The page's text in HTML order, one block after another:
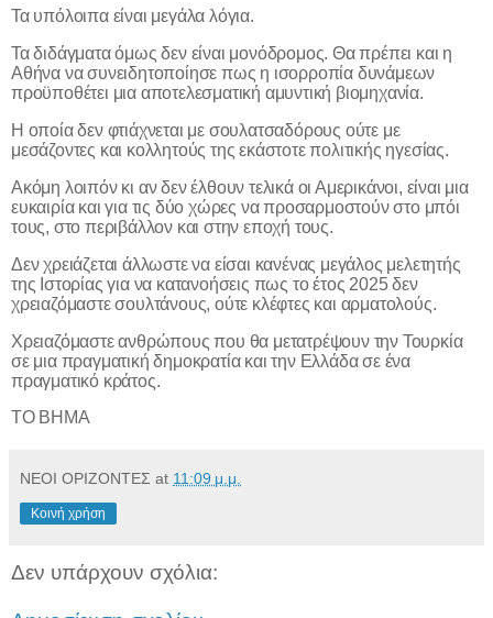
Τα υπόλοιπα είναι μεγάλα λόγια.
Τα διδάγματα όμως δεν είναι μονόδρομος. Θα πρέπει και η
Αθήνα να συνειδητοποίησε πως η ισορροπία δυνάμεων
προϋποθέτει μια αποτελεσματική αμυντική βιομηχανία.
Η οποία δεν φτιάχνεται με σουλατσαδόρους ούτε με
μεσάζοντες και κολλητούς της εκάστοτε πολιτικής ηγεσίας.
Ακόμη λοιπόν κι αν δεν έλθουν τελικά οι Αμερικάνοι, είναι μια
ευκαιρία και για τις δύο χώρες να προσαρμοστούν στο μπόι
τους, στο περιβάλλον και στην εποχή τους.
Δεν χρειάζεται άλλωστε να είσαι κανένας μεγάλος μελετητής
της Ιστορίας για να κατανοήσεις πως το έτος 2025 δεν
χρειαζόμαστε σουλτάνους, ούτε κλέφτες και αρματολούς.
Χρειαζόμαστε ανθρώπους που θα μετατρέψουν την Τουρκία
σε μια πραγματική δημοκρατία και την Ελλάδα σε ένα
πραγματικό κράτος.
TO BHMA
ΝΕΟΙ ΟΡΙΖΟΝΤΕΣ at 11:09 μ.μ.
Κοινή χρήση
Δεν υπάρχουν σχόλια: